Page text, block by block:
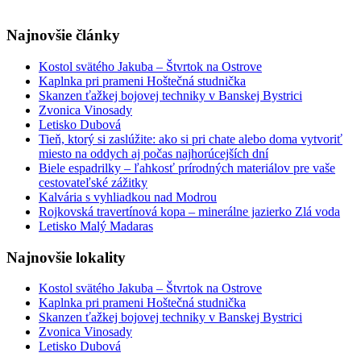
Najnovšie články
Kostol svätého Jakuba – Štvrtok na Ostrove
Kaplnka pri prameni Hoštečná studnička
Skanzen ťažkej bojovej techniky v Banskej Bystrici
Zvonica Vinosady
Letisko Dubová
Tieň, ktorý si zaslúžite: ako si pri chate alebo doma vytvoriť
miesto na oddych aj počas najhorúcejších dní
Biele espadrilky – ľahkosť prírodných materiálov pre vaše
cestovateľské zážitky
Kalvária s vyhliadkou nad Modrou
Rojkovská travertínová kopa – minerálne jazierko Zlá voda
Letisko Malý Madaras
Najnovšie lokality
Kostol svätého Jakuba – Štvrtok na Ostrove
Kaplnka pri prameni Hoštečná studnička
Skanzen ťažkej bojovej techniky v Banskej Bystrici
Zvonica Vinosady
Letisko Dubová